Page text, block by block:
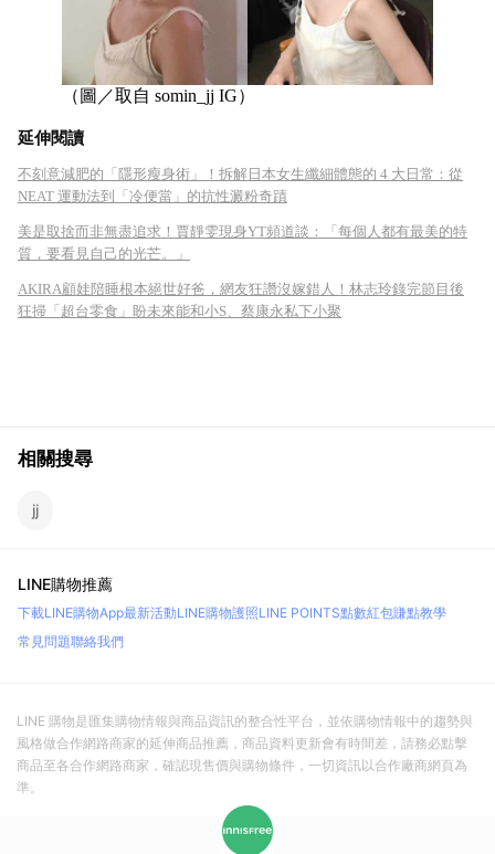
（圖／取自 somin_jj IG）
延伸閱讀
不刻意減肥的「隱形瘦身術」！拆解日本女生纖細體態的 4 大日常：從
NEAT 運動法到「冷便當」的抗性澱粉奇蹟
美是取捨而非無盡追求！賈靜雯現身YT頻道談：「每個人都有最美的特
質，要看見自己的光芒。」
AKIRA顧娃陪睡根本絕世好爸，網友狂讚沒嫁錯人！林志玲錄完節目後
狂掃「超台零食」盼未來能和小S、蔡康永私下小聚
相關搜尋
jj
LINE購物推薦
下載LINE購物App最新活動LINE購物護照LINE POINTS點數紅包賺點教學
常見問題聯絡我們
LINE 購物是匯集購物情報與商品資訊的整合性平台，並依購物情報中的趨勢與
風格做合作網路商家的延伸商品推薦，商品資料更新會有時間差，請務必點擊
商品至各合作網路商家，確認現售價與購物條件，一切資訊以合作廠商網頁為
準。